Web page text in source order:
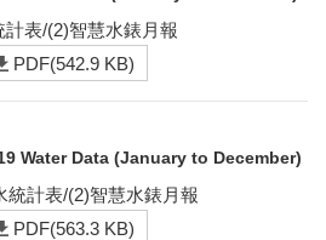
表/(2)智慧水錶月報
PDF(542.9 KB)
Water Data (January to December)
統計表/(2)智慧水錶月報
PDF(563.3 KB)